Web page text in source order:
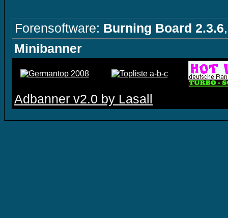
Forensoftware: Burning Board 2.3.6
Minibanner
Adbanner v2.0 by Lasall